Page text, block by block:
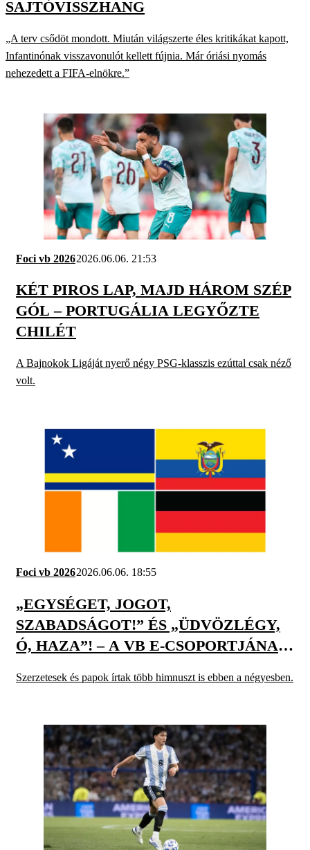
SAJTÓVISSZHANG
„A terv csődöt mondott. Miután világszerte éles kritikákat kapott,
Infantinónak visszavonulót kellett fújnia. Már óriási nyomás
nehezedett a FIFA-elnökre.”
Foci vb 20262026.06.06. 21:53
KÉT PIROS LAP, MAJD HÁROM SZÉP
GÓL – PORTUGÁLIA LEGYŐZTE
CHILÉT
A Bajnokok Ligáját nyerő négy PSG-klasszis ezúttal csak néző
volt.
Foci vb 20262026.06.06. 18:55
„EGYSÉGET, JOGOT,
SZABADSÁGOT!” ÉS „ÜDVÖZLÉGY,
Ó, HAZA”! – A VB E-CSOPORTJÁNAK
Szerzetesek és papok írtak több himnuszt is ebben a négyesben.